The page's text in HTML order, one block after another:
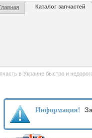
Каталог запчастей
в Украине быстро и
Информация!